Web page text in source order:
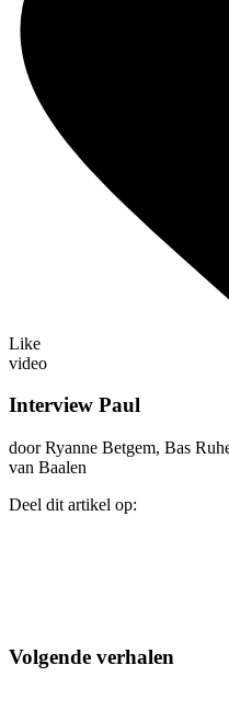
Like
video
Interview Paul
door Ryanne Betgem, Bas
van Baalen
Deel dit artikel op:
Volgende verhalen